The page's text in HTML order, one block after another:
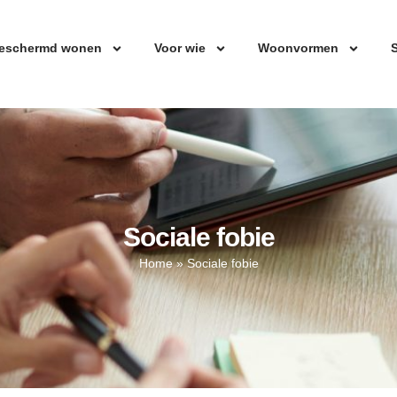
wonen Voor wie Woonvormen
Sociale fobie
Home»Sociale fobie